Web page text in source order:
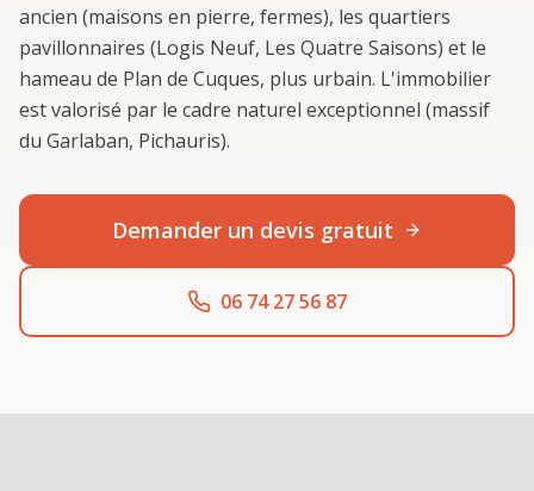
ancien (maisons en pierre, fermes), les quartiers
pavillonnaires (Logis Neuf, Les Quatre Saisons) et le
hameau de Plan de Cuques, plus urbain. L'immobilier
est valorisé par le cadre naturel exceptionnel (massif
du Garlaban, Pichauris).
Demander un devis gratuit
06 74 27 56 87